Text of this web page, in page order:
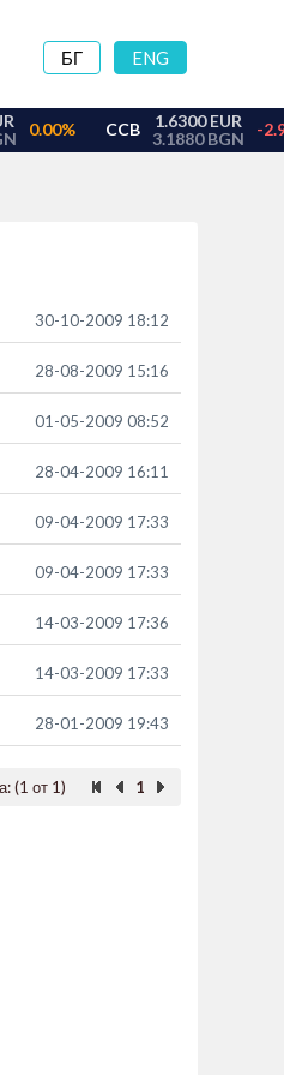
БГ ENG
30-10-2009 18:12
28-08-2009 15:16
01-05-2009 08:52
28-04-2009 16:11
09-04-2009 17:33
09-04-2009 17:33
14-03-2009 17:36
14-03-2009 17:33
28-01-2009 19:43
(1 от 1) 1